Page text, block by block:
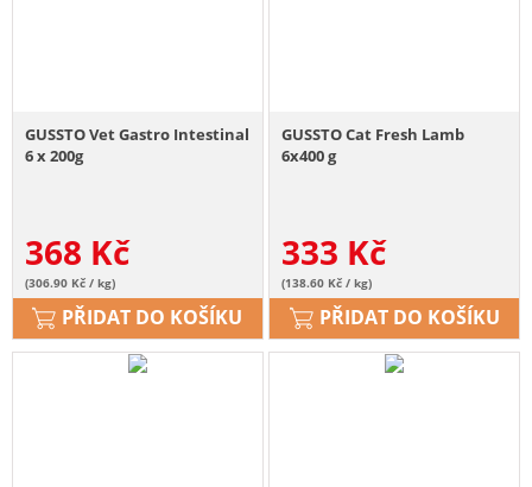
GUSSTO Vet Gastro Intestinal
6 x 200g
368 Kč
(306.90 Kč / kg)
PŘIDAT DO KOŠÍKU
GUSSTO Cat Fresh Lamb
6x400 g
333 Kč
(138.60 Kč / kg)
PŘIDAT DO KOŠÍKU